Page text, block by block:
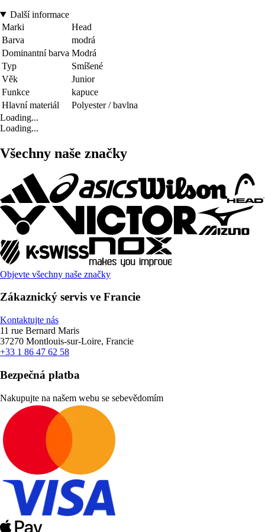
Další informace
Marki
Head
Barva
modrá
Dominantní barva Modrá
Typ
Smíšené
Věk
Junior
Funkce
kapuce
Hlavní materiál
Polyester / bavlna
Loading...
Loading...
Všechny naše značky
Objevte všechny naše značky
Zákaznický servis ve Francie
Kontaktujte nás
11 rue Bernard Maris
37270 Montlouis-sur-Loire, Francie
+33 1 86 47 62 58
Bezpečná platba
Nakupujte na našem webu se sebevědomím